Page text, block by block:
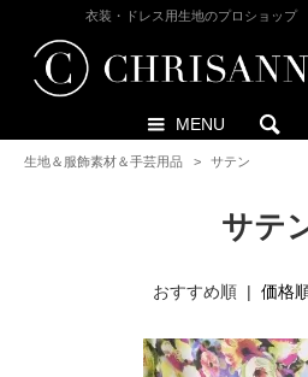
衣装・ドレス用生地のプロショップ
MENU
生地＆服飾素材＆手芸用品 > サテン
サテ
おすすめ順 | 価格